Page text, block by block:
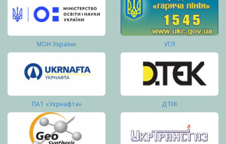
МОН України УГЛ
ПАТ «Укрнафта» ДТЕК